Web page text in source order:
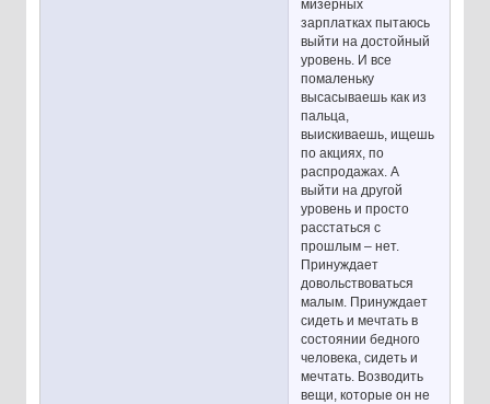
мизерных
зарплатках пытаюсь
выйти на достойный
уровень. И все
помаленьку
высасываешь как из
пальца,
выискиваешь, ищешь
по акциях, по
распродажах. А
выйти на другой
уровень и просто
расстаться с
прошлым – нет.
Принуждает
довольствоваться
малым. Принуждает
сидеть и мечтать в
состоянии бедного
человека, сидеть и
мечтать. Возводить
вещи, которые он не